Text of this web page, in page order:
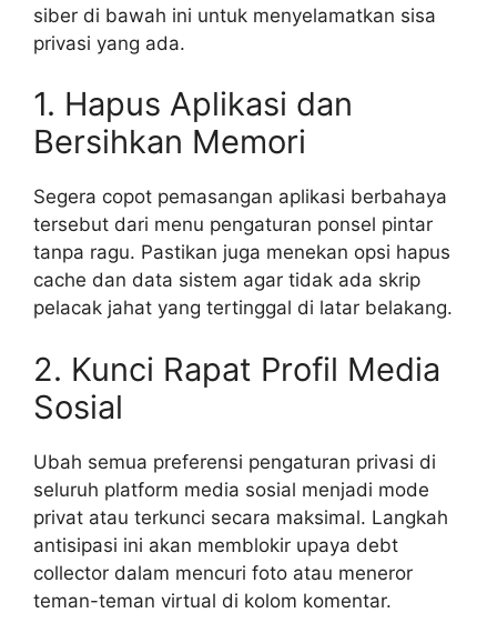
siber di bawah ini untuk menyelamatkan sisa
privasi yang ada.
1. Hapus Aplikasi dan
Bersihkan Memori
Segera copot pemasangan aplikasi berbahaya
tersebut dari menu pengaturan ponsel pintar
tanpa ragu. Pastikan juga menekan opsi hapus
cache dan data sistem agar tidak ada skrip
pelacak jahat yang tertinggal di latar belakang.
2. Kunci Rapat Profil Media
Sosial
Ubah semua preferensi pengaturan privasi di
seluruh platform media sosial menjadi mode
privat atau terkunci secara maksimal. Langkah
antisipasi ini akan memblokir upaya debt
collector dalam mencuri foto atau meneror
teman-teman virtual di kolom komentar.